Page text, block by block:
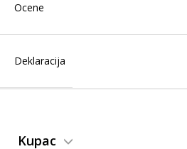
Ocene
Deklaracija
Kupac